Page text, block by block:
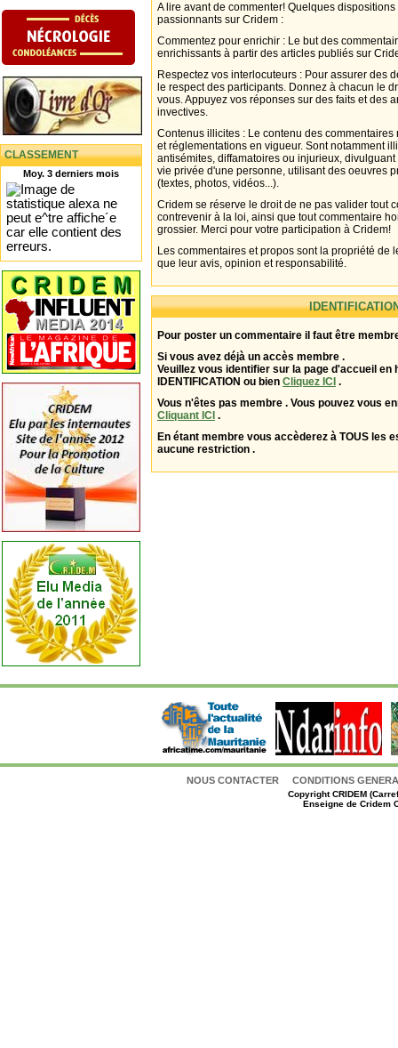
CLASSEMENT
Moy. 3 derniers mois
A lire avant de commenter! Quelques
passionnants sur Cridem :
Commentez pour enrichir : Le but des
enrichissants à partir des articles publiés sur
Respectez vos interlocuteurs : Pour assurer des
le respect des participants. Donnez à chacun le
vous. Appuyez vos réponses sur des faits et des
invectives.
Contenus illicites : Le contenu des
et réglementations en vigueur. Sont notamment
antisémites, diffamatoires ou injurieux,
vie privée d'une personne, utilisant des oeuvres
(textes, photos, vidéos...).
Cridem se réserve le droit de ne pas valider tout
contrevenir à la loi, ainsi que tout commentaire
grossier. Merci pour votre participation à Cridem!
Les commentaires et propos sont la propriété de
que leur avis, opinion et responsabilité.
Pour poster un commentaire il faut être
Si vous avez déjà un accès membre .
Veuillez vous identifier sur la page d'accueil en
IDENTIFICATION ou bien Cliquez ICI .
Vous n'êtes pas membre . Vous pouvez vous
Cliquant ICI .
En étant membre vous accèderez à TOUS les
aucune restriction .
NOUS CONTACTER CONDITIONS
CopyrightCRIDEM
Enseigne de Cridem